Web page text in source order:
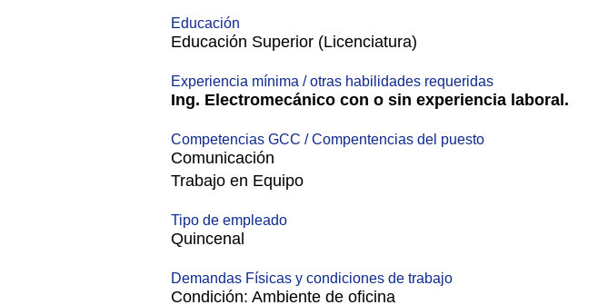
Educación
Educación Superior (Licenciatura)
Experiencia mínima / otras habilidades requeridas
Ing. Electromecánico con o sin experiencia laboral.
Competencias GCC / Compentencias del puesto
Comunicación
Trabajo en Equipo
Tipo de empleado
Quincenal
Demandas Físicas y condiciones de trabajo
Condición: Ambiente de oficina